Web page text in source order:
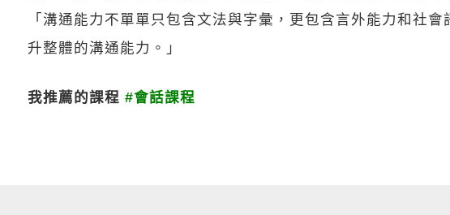
「溝通能力不單單只包含文法與字彙，更包含言外能力和社
升整體的溝通能力。」
我推薦的課程 #會話課程